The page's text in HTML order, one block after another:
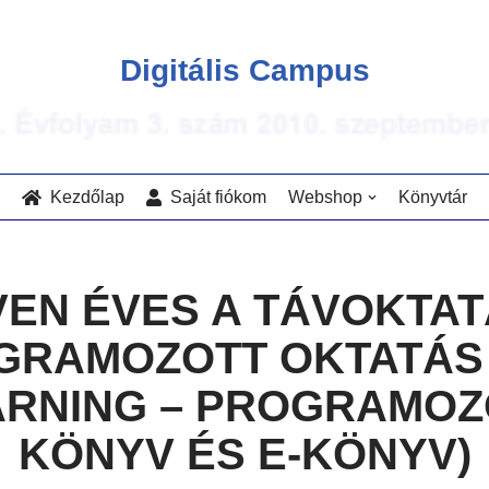
Digitális Campus
Kezdőlap Saját fiókom Webshop Könyvtár
ÉVES A
–
KÖNYV ÉS E-KÖNYV)